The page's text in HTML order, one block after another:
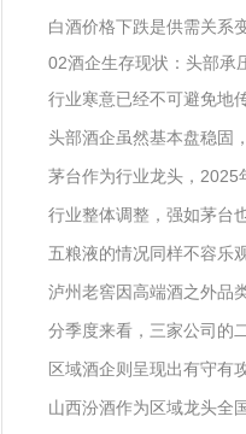
白酒价格下跌是供需关系
02酒企生存现状：头部承
行业寒意已经不可避免地
头部酒企虽然基本盘稳固
茅台作为行业龙头，2025
行业整体调整，强如茅台
五粮液的情况同样不容乐
泸州老窖因高端酒之外品
分季度来看，三家公司的
区域酒企则呈现出有守有
山西汾酒作为区域龙头全